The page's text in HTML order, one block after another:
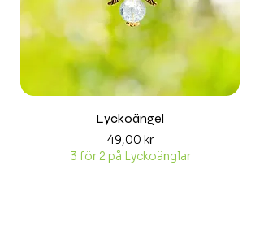
Lyckoängel
Pris
49,00 kr
3 för 2 på Lyckoänglar